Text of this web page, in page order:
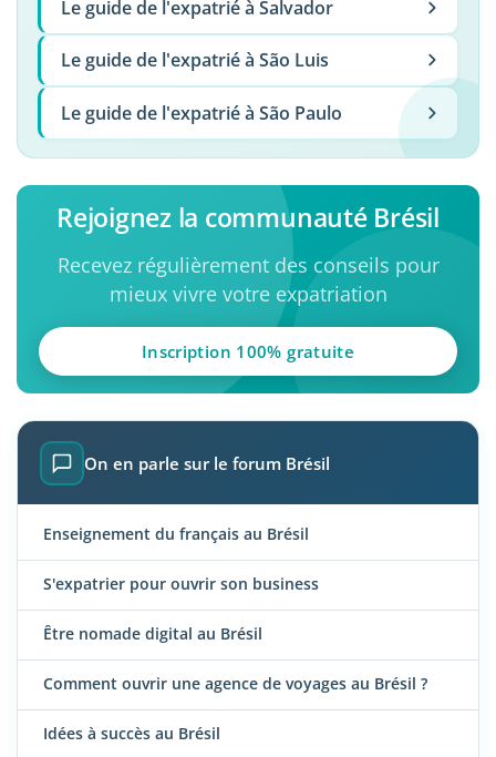
Le guide de l'expatrié à Salvador
Le guide de l'expatrié à São Luis
Le guide de l'expatrié à São Paulo
Rejoignez la communauté Brésil
Recevez régulièrement des conseils pour
mieux vivre votre expatriation
Inscription 100% gratuite
On en parle sur le forum Brésil
Enseignement du français au Brésil
S'expatrier pour ouvrir son business
Être nomade digital au Brésil
Comment ouvrir une agence de voyages au Brésil ?
Idées à succès au Brésil